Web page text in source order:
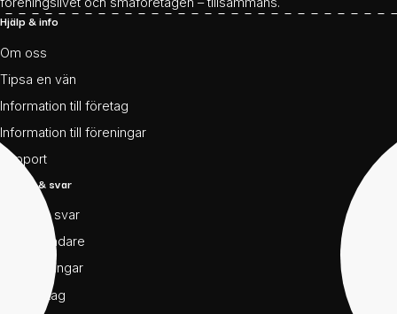
Hjälp & info
Om oss
Tipsa en vän
Information till företag
Information till föreningar
Support
Frågor & svar
Frågor & svar
För användare
För föreningar
För företag